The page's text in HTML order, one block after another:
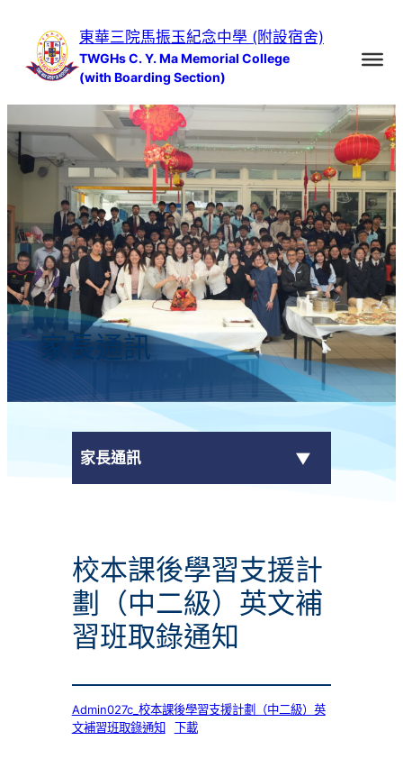
容
東華三院馬振玉紀念中學 (附設宿舍)
TWGHs C. Y. Ma Memorial College
(with Boarding Section)
家長通訊
家長通訊
學校通告
校本課後學習支援計
劃（中二級）英文補
習班取錄通知
Admin027c_校本課後學習支援計劃（中二級）英
文補習班取錄通知
下載